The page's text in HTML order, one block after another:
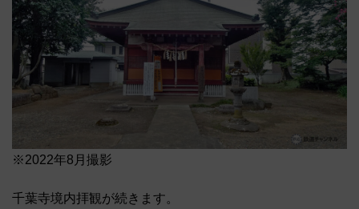
※2022年8月撮影
千葉寺境内拝観が続きます。